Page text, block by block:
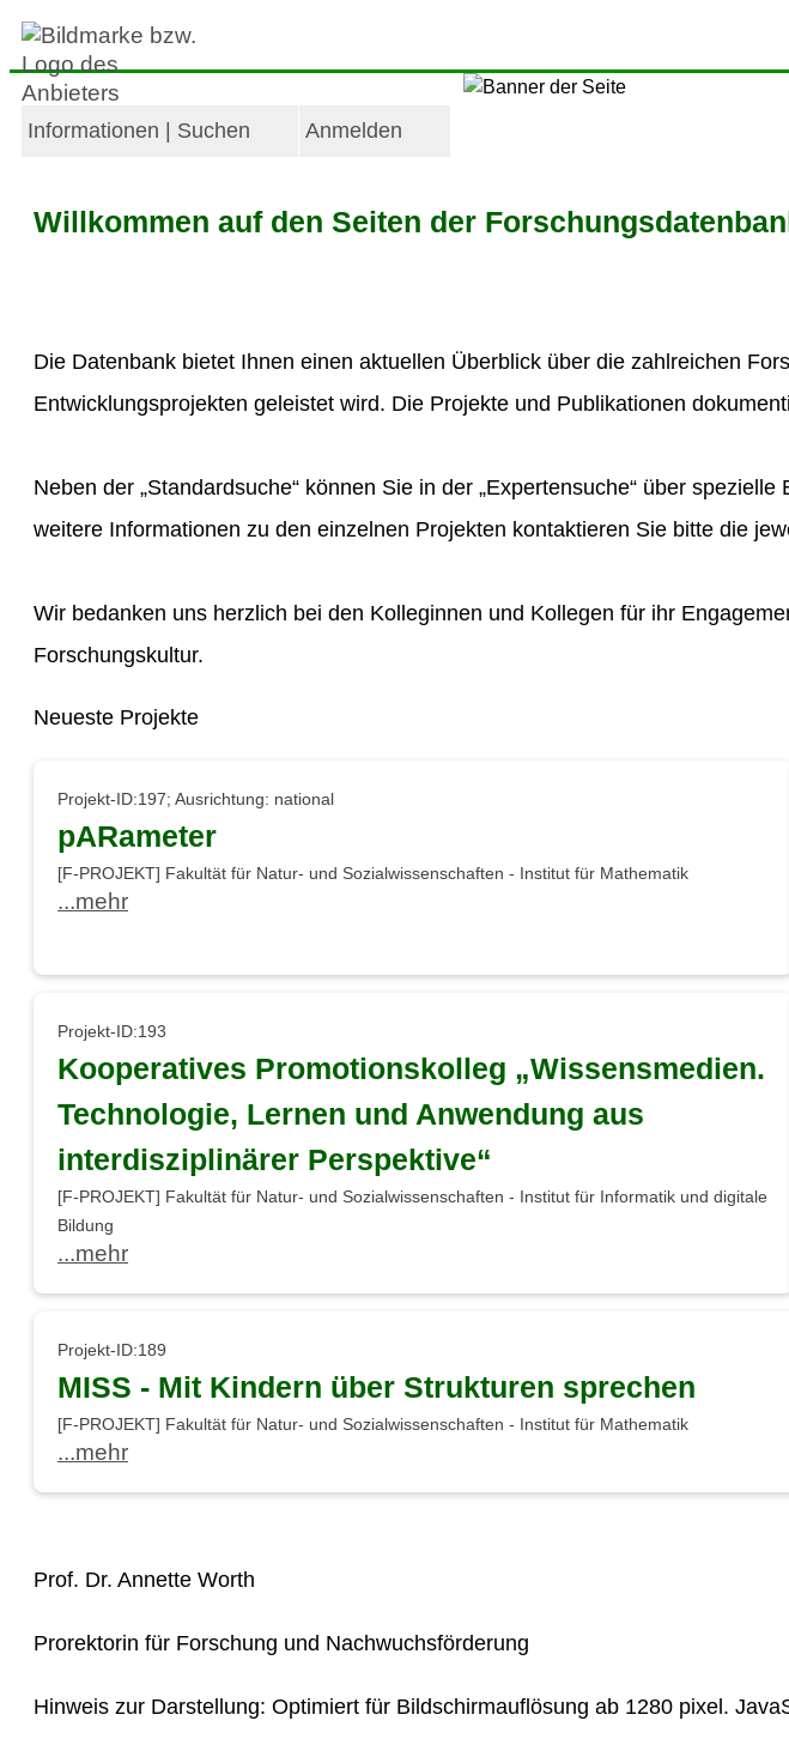
Informationen | Suchen Anmelden
Willkommen auf den Seiten der
Die Datenbank bietet Ihnen einen aktuellen Überblick über die zahlreichen
Entwicklungsprojekten geleistet wird. Die Projekte und Publikationen
Neben der „Standardsuche“ können Sie in der „Expertensuche“ über
weitere Informationen zu den einzelnen Projekten kontaktieren Sie bitte die
Wir bedanken uns herzlich bei den Kolleginnen und Kollegen für ihr
Forschungskultur.
Neueste Projekte
Projekt-ID:197; Ausrichtung: national
pARameter
[F-PROJEKT] Fakultät für Natur- und Sozialwissenschaften - Institut für Mathematik
...mehr
Projekt-ID:193
Kooperatives Promotionskolleg „Wissensmedien.
Technologie, Lernen und Anwendung aus
interdisziplinärer Perspektive“
[F-PROJEKT] Fakultät für Natur- und Sozialwissenschaften - Institut für Informatik und digitale
Bildung
...mehr
Projekt-ID:189
MISS - Mit Kindern über Strukturen sprechen
[F-PROJEKT] Fakultät für Natur- und Sozialwissenschaften - Institut für Mathematik
...mehr
Prof. Dr. Annette Worth
Prorektorin für Forschung und Nachwuchsförderung
Hinweis zur Darstellung: Optimiert für Bildschirmauflösung ab 1280 pixel.